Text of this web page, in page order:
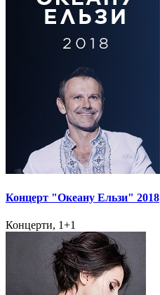
Концерт "Океану Ельзи" 2018
Концерти, 1+1